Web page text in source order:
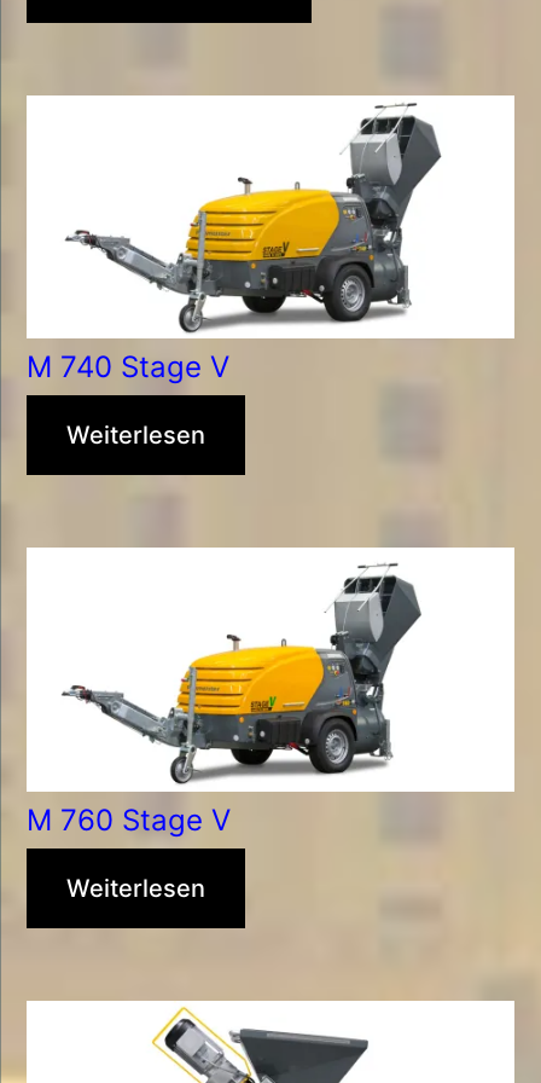
M 740 Stage V
Weiterlesen
M 760 Stage V
Weiterlesen